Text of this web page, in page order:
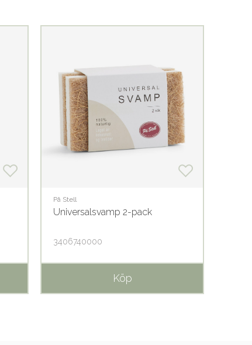
På Stell
Universalsvamp 2-pack
3406740000
Köp